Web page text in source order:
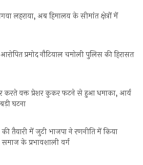
लहराया, अब हिमालय के सीमांत क्षेत्रों में
आरोपित प्रमोद नौटियाल चमोली पुलिस की हिरासत
करते वक्त प्रेशर कुकर फटने से हुआ धमाका, आर्य
घटना
की तैयारी में जुटी भाजपा ने रणनीति में किया
समाज के प्रभावशाली वर्ग